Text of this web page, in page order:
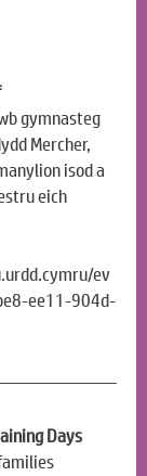
gymnasteg
Mercher,
isod a
eich
ev
ee11-904d-
Days